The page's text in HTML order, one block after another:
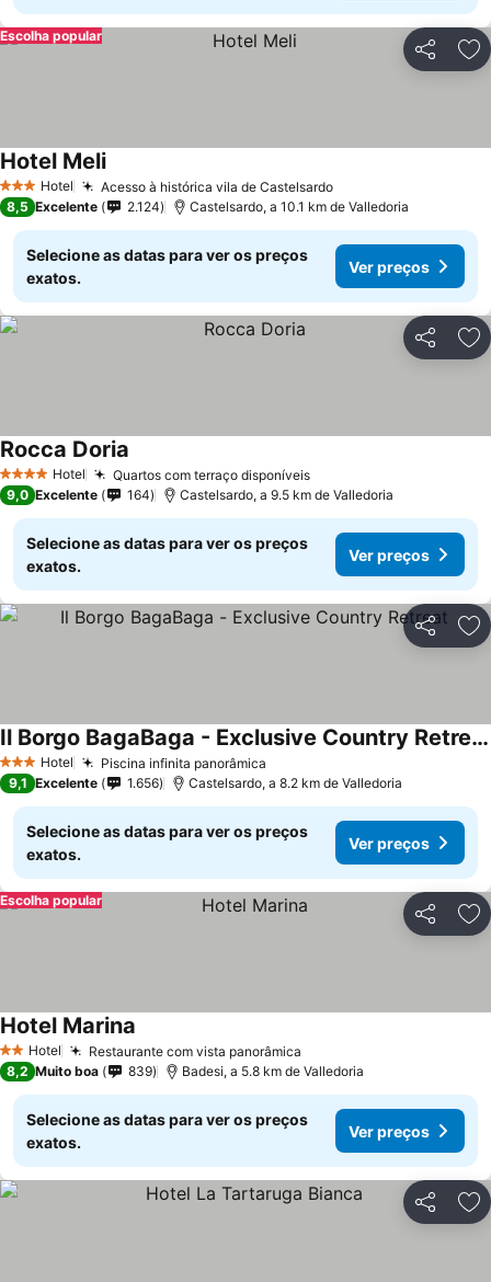
Partilhar
Escolha popular
3 EstrelasHotel Acesso à histórica vila de Castelsardo
Hotel Meli
8,5 Excelente 2.124 Castelsardo, a 10.1 km de Valledoria
Selecione as datas para ver os preços
exatos.
Ver preços
Partilhar
4 EstrelasHotel Quartos com terraço disponíveis
Rocca Doria
9,0 Excelente 164 Castelsardo, a 9.5 km de Valledoria
Selecione as datas para ver os preços
exatos.
Ver preços
Partilhar
3 EstrelasHotel Piscina infinita panorâmica
Il Borgo BagaBaga - Exclusive Country Retreat
9,1 Excelente 1.656 Castelsardo, a 8.2 km de Valledoria
Selecione as datas para ver os preços
exatos.
Ver preços
Partilhar
Escolha popular
2 Estrelas
Hotel Restaurante com vista panorâmica
Hotel Marina
8,2 Muito boa 839 Badesi, a 5.8 km de Valledoria
Selecione as datas para ver os preços
exatos.
Ver preços
Partilhar